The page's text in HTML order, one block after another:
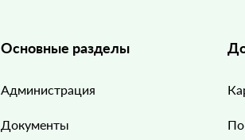
Основные разделы
Администрация
Документы